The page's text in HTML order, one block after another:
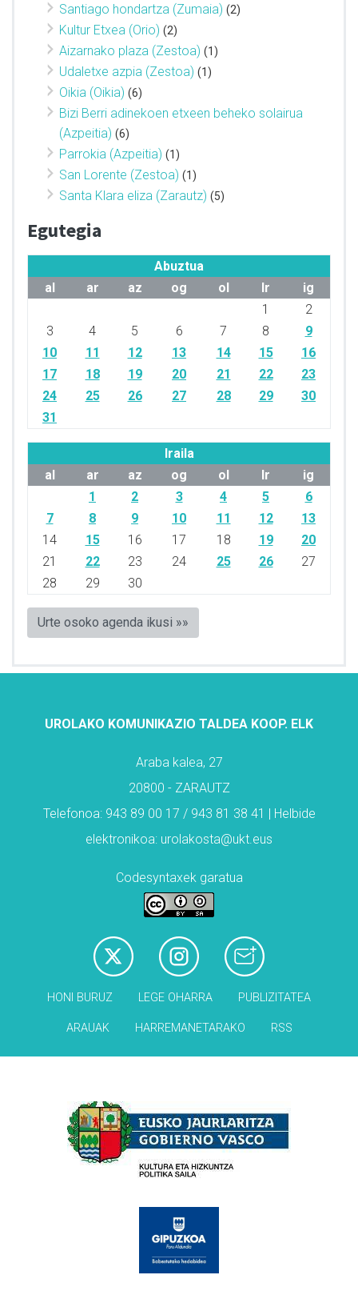
Santiago hondartza (Zumaia) (2)
Kultur Etxea (Orio) (2)
Aizarnako plaza (Zestoa) (1)
Udaletxe azpia (Zestoa) (1)
Oikia (Oikia) (6)
Bizi Berri adinekoen etxeen beheko solairua
(Azpeitia) (6)
Parrokia (Azpeitia) (1)
San Lorente (Zestoa) (1)
Santa Klara eliza (Zarautz) (5)
Egutegia
Abuztua
al
ar az og ol lr
ig
1
2
3
4 5 6 7 8
9
10
11 12 13 14 15
16
17
18 19 20 21 22
23
24
25 26 27 28 29
30
31
Iraila
al
ar az og ol lr
ig
1
2 3 4 5
6
7
8 9 10 11 12
13
14
15 16 17 18 19
20
21
22 23 24 25 26
27
28
29 30
Urte osoko agenda ikusi »»
UROLAKO KOMUNIKAZIO TALDEA KOOP. ELK
Araba kalea, 27
20800 - ZARAUTZ
Telefonoa: 943 89 00 17 / 943 81 38 41 | Helbide
elektronikoa: urolakosta@ukt.eus
Codesyntaxek garatua
HONI BURUZ LEGE OHARRA PUBLIZITATEA
ARAUAK HARREMANETARAKO RSS